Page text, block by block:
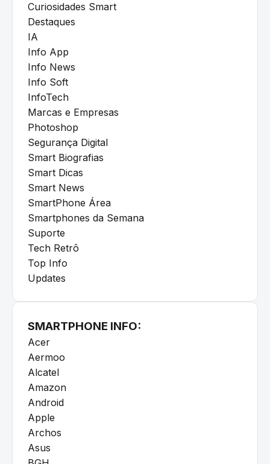
Curiosidades Smart
Destaques
IA
Info App
Info News
Info Soft
InfoTech
Marcas e Empresas
Photoshop
Segurança Digital
Smart Biografias
Smart Dicas
Smart News
SmartPhone Área
Smartphones da Semana
Suporte
Tech Retrô
Top Info
Updates
SMARTPHONE INFO:
Acer
Aermoo
Alcatel
Amazon
Android
Apple
Archos
Asus